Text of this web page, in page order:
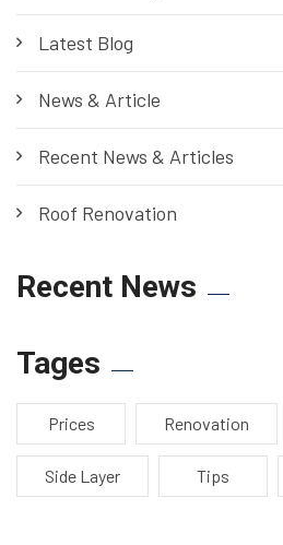
Latest Blog
News & Article
Recent News & Articles
Roof Renovation
Recent News
Tages
Prices Renovation
Side Layer Tips